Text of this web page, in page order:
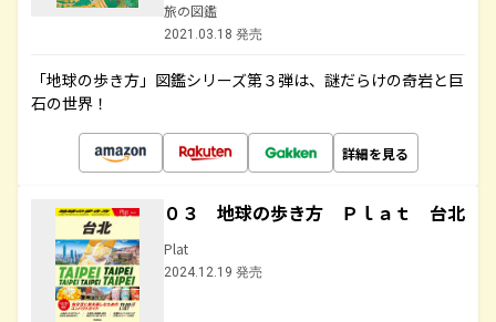
旅の図鑑
2021.03.18 発売
「地球の歩き方」図鑑シリーズ第３弾は、謎だらけの奇岩と巨
石の世界！
詳細を見る
０３ 地球の歩き方 Ｐｌａｔ 台北
Plat
2024.12.19 発売